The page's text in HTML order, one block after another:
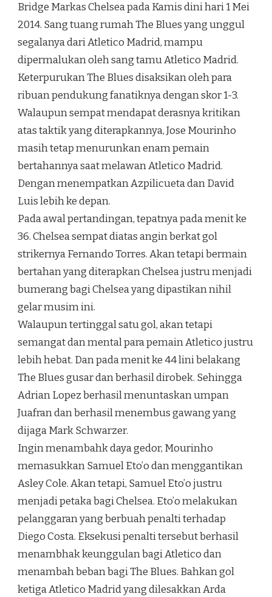
Bridge Markas Chelsea pada Kamis dini hari 1 Mei
2014. Sang tuang rumah The Blues yang unggul
segalanya dari Atletico Madrid, mampu
dipermalukan oleh sang tamu Atletico Madrid.
Keterpurukan The Blues disaksikan oleh para
ribuan pendukung fanatiknya dengan skor 1-3.
Walaupun sempat mendapat derasnya kritikan
atas taktik yang diterapkannya, Jose Mourinho
masih tetap menurunkan enam pemain
bertahannya saat melawan Atletico Madrid.
Dengan menempatkan Azpilicueta dan David
Luis lebih ke depan.
Pada awal pertandingan, tepatnya pada menit ke
36. Chelsea sempat diatas angin berkat gol
strikernya Fernando Torres. Akan tetapi bermain
bertahan yang diterapkan Chelsea justru menjadi
bumerang bagi Chelsea yang dipastikan nihil
gelar musim ini.
Walaupun tertinggal satu gol, akan tetapi
semangat dan mental para pemain Atletico justru
lebih hebat. Dan pada menit ke 44 lini belakang
The Blues gusar dan berhasil dirobek. Sehingga
Adrian Lopez berhasil menuntaskan umpan
Juafran dan berhasil menembus gawang yang
dijaga Mark Schwarzer.
Ingin menambahk daya gedor, Mourinho
memasukkan Samuel Eto’o dan menggantikan
Asley Cole. Akan tetapi, Samuel Eto’o justru
menjadi petaka bagi Chelsea. Eto’o melakukan
pelanggaran yang berbuah penalti terhadap
Diego Costa. Eksekusi penalti tersebut berhasil
menambhak keunggulan bagi Atletico dan
menambah beban bagi The Blues. Bahkan gol
ketiga Atletico Madrid yang dilesakkan Arda